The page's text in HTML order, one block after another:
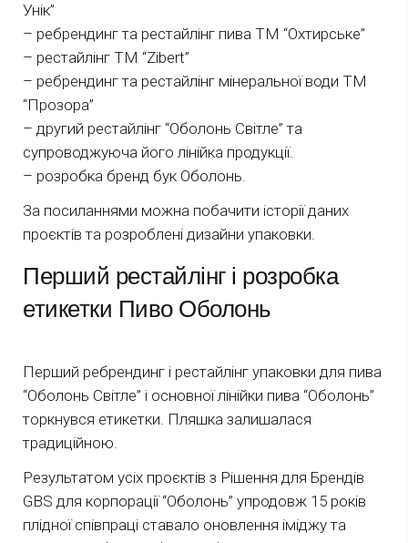
Унік”
– ребрендинг та рестайлінг пива ТМ “Охтирське”
– рестайлінг ТМ “Zibert”
– ребрендинг та рестайлінг мінеральної води ТМ
“Прозора”
– другий рестайлінг “Оболонь Світле” та
супроводжуюча його лінійка продукції.
– розробка бренд бук Оболонь.
За посиланнями можна побачити історії даних
проєктів та розроблені дизайни упаковки.
Перший рестайлінг і розробка
етикетки Пиво Оболонь
Перший ребрендинг і рестайлінг упаковки для пива
“Оболонь Світле” і основної лінійки пива “Оболонь”
торкнувся етикетки. Пляшка залишалася
традиційною.
Результатом усіх проєктів з Рішення для Брендів
GBS для корпорації “Оболонь” упродовж 15 років
плідної співпраці ставало оновлення іміджу та